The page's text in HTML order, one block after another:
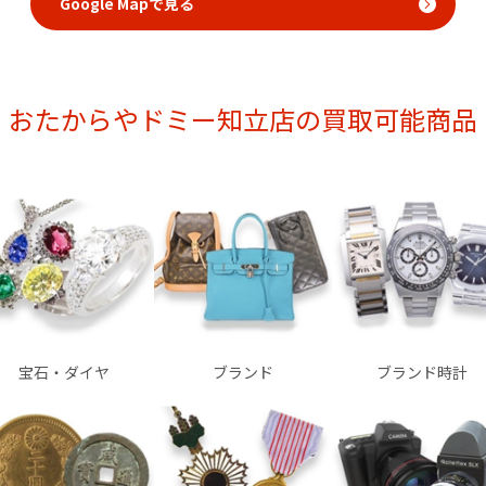
おたからやドミー知立店の買取可能商品
宝石・ダイヤ ブランド ブランド時計